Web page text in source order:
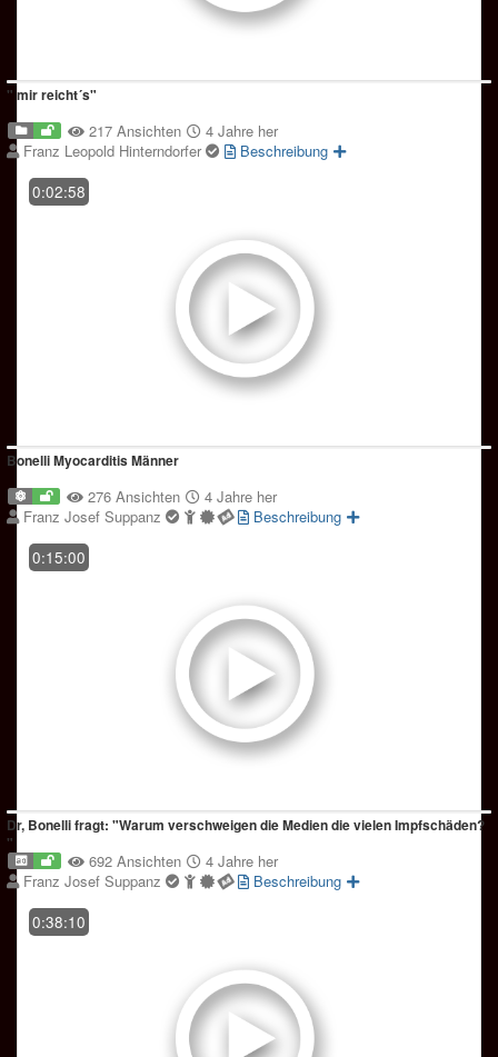
" mir reicht´s"
217 Ansichten
4 Jahre her
Franz Leopold Hinterndorfer
Beschreibung
0:02:58
Bonelli Myocarditis Männer
276 Ansichten
4 Jahre her
Franz Josef Suppanz
Beschreibung
0:15:00
Dr, Bonelli fragt: "Warum verschweigen die Medien die vielen Impfschäden?
"
692 Ansichten
4 Jahre her
Franz Josef Suppanz
Beschreibung
0:38:10